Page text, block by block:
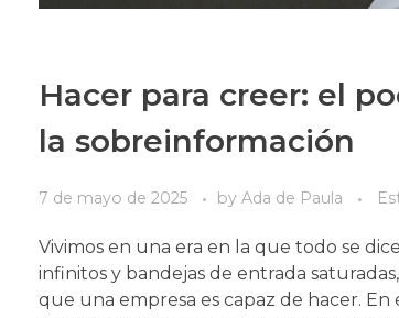
Hacer para creer: el
la sobreinformación
7 de mayo de 2025 by Ada de Paula
Vivimos en una era en la que todo se
infinitos y bandejas de entrada
que una empresa es capaz de hacer.